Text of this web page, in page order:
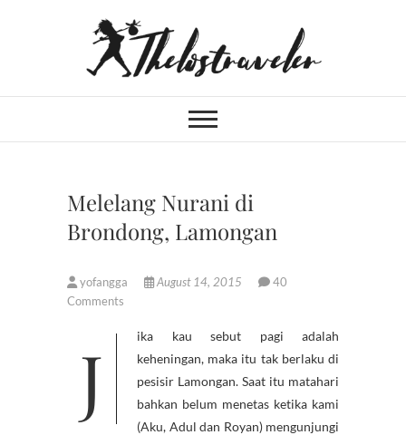
An Independent
Traveler
Melelang Nurani di
Brondong, Lamongan
yofangga August 14, 2015
40
Comments
Jika kau sebut pagi adalah
keheningan, maka itu tak berlaku di
pesisir Lamongan. Saat itu matahari
bahkan belum menetas ketika kami
(Aku, Adul dan Royan) mengunjungi